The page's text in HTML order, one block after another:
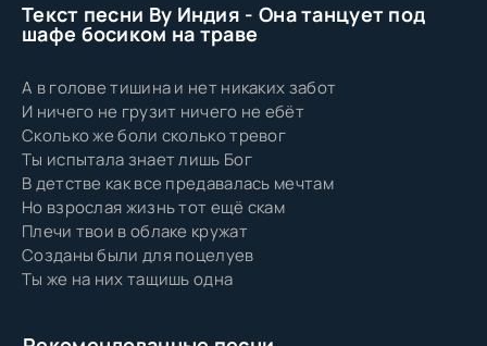
Текст песни By Индия - Она танцует под
шафе босиком на траве
А в голове тишина и нет никаких забот
И ничего не грузит ничего не ебёт
Сколько же боли сколько тревог
Ты испытала знает лишь Бог
В детстве как все предавалась мечтам
Но взрослая жизнь тот ещё скам
Плечи твои в облаке кружат
Созданы были для поцелуев
Ты же на них тащишь одна